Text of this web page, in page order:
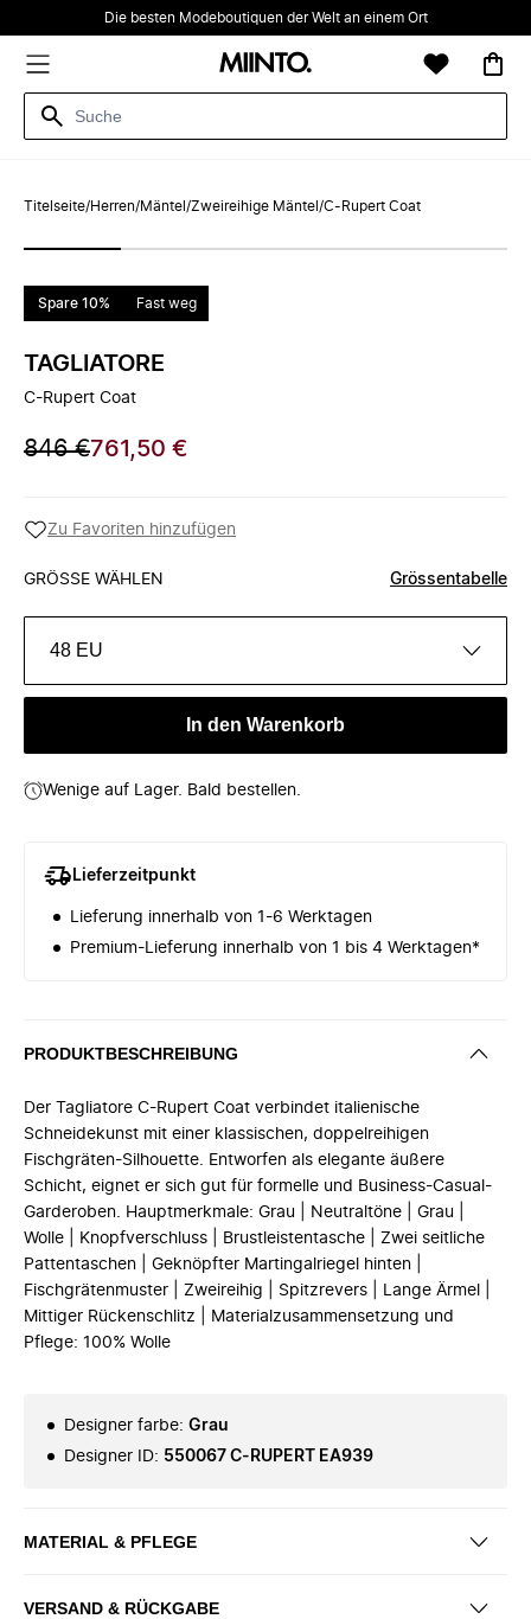
Die besten Modeboutiquen der Welt an einem Ort
Titelseite/Herren/Mäntel /Zweireihige Mäntel /C-Rupert Coat
Spare 10% Fast weg
TAGLIATORE
C-Rupert Coat
846 €761,50 €
Zu Favoriten hinzufügen
GRÖSSE WÄHLEN Grössentabelle
48 EU
In den Warenkorb
Wenige auf Lager. Bald bestellen.
Lieferzeitpunkt
Lieferung innerhalb von 1-6 Werktagen
Premium-Lieferung innerhalb von 1 bis 4 Werktagen*
PRODUKTBESCHREIBUNG
Der Tagliatore C-Rupert Coat verbindet italienische
Schneidekunst mit einer klassischen, doppelreihigen
Fischgräten-Silhouette. Entworfen als elegante äußere
Schicht, eignet er sich gut für formelle und Business-Casual-
Garderoben. Hauptmerkmale: Grau | Neutraltöne | Grau |
Wolle | Knopfverschluss | Brustleistentasche | Zwei seitliche
Pattentaschen | Geknöpfter Martingalriegel hinten |
Fischgrätenmuster | Zweireihig | Spitzrevers | Lange Ärmel |
Mittiger Rückenschlitz | Materialzusammensetzung und
Pflege: 100% Wolle
Designer farbe: Grau
Designer ID: 550067 C-RUPERT EA939
MATERIAL & PFLEGE
VERSAND & RÜCKGABE